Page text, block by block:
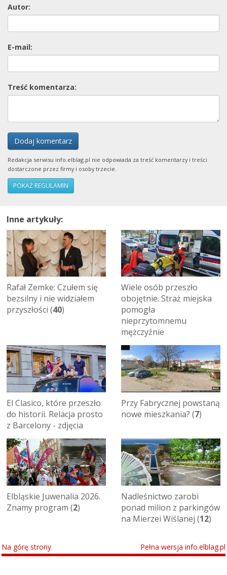
Autor:
E-mail:
Treść komentarza:
Dodaj komentarz
Redakcja serwisu info.elblag.pl nie odpowiada za treść komentarzy i treści
dostarczone przez firmy i osoby trzecie.
POKAŻ REGULAMIN
Inne artykuły:
Rafał Zemke: Czułem się
bezsilny i nie widziałem
przyszłości (40)
Wiele osób przeszło
obojętnie. Straż miejska
pomogła
nieprzytomnemu
mężczyźnie
El Clasico, które przeszło
do historii. Relacja prosto
z Barcelony - zdjęcia
Przy Fabrycznej powstaną
nowe mieszkania? (7)
Elbląskie Juwenalia 2026.
Znamy program (2)
Nadleśnictwo zarobi
ponad milion z parkingów
na Mierzei Wiślanej (12)
Na górę strony Pełna wersja info.elblag.pl